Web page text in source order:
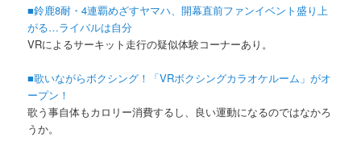
■鈴鹿8耐・4連覇めざすヤマハ、開幕直前ファンイベント盛り上
がる…ライバルは自分
VRによるサーキット走行の疑似体験コーナーあり。
■歌いながらボクシング！「VRボクシングカラオケルーム」がオ
ープン！
歌う事自体もカロリー消費するし、良い運動になるのではなかろ
うか。